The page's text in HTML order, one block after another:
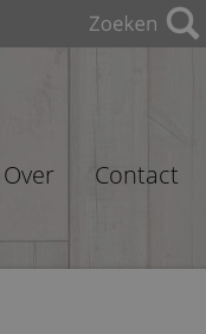
Over Contact